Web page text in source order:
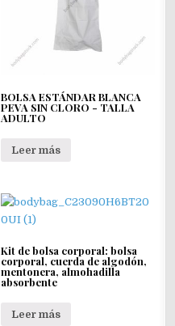
BOLSA ESTÁNDAR BLANCA
PEVA SIN CLORO - TALLA
ADULTO
Leer más
Kit de bolsa corporal: bolsa
corporal, cuerda de algodón,
mentonera, almohadilla
absorbente
Leer más